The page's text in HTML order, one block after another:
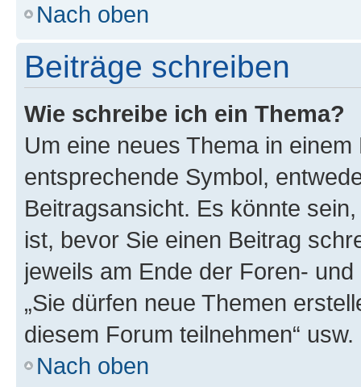
Nach oben
Beiträge schreiben
Wie schreibe ich ein Thema?
Um eine neues Thema in
entsprechende Symbol,
Beitragsansicht. Es könnte
ist, bevor Sie einen Beitrag
jeweils am Ende der Foren-
„Sie dürfen neue Themen
diesem Forum teilnehmen“ usw.
Nach oben